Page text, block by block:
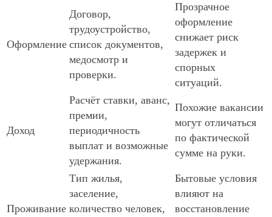
Оформление
Договор,
трудоустройство,
список документов,
медосмотр и
проверки.
Прозрачное
оформление
снижает риск
задержек и
спорных
ситуаций.
Доход
Расчёт ставки, аванс,
премии,
периодичность
выплат и возможные
удержания.
Похожие вакансии
могут отличаться
по фактической
сумме на руки.
Проживание
Тип жилья,
заселение,
количество человек,
Бытовые условия
влияют на
восстановление